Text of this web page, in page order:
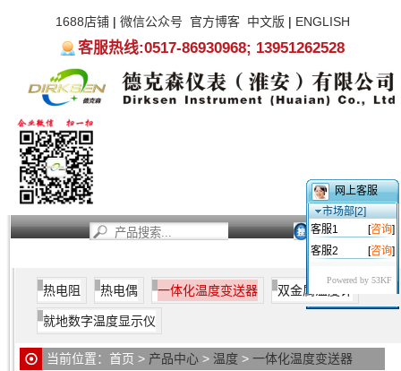
1688店铺| 微信公众号 官方博客 中文版 | ENGLISH
客服热线:0517-86930968; 13951262528
热电阻 热电偶 一体化温度变送器 双金属温度计
就地数字温度显示仪
当前位置： 首页 > 产品中心 > 温度 > 一体化温度变送器
网上客服
市场部[2]
客服1
[咨询]
客服2
[咨询]
Powered by 53KF